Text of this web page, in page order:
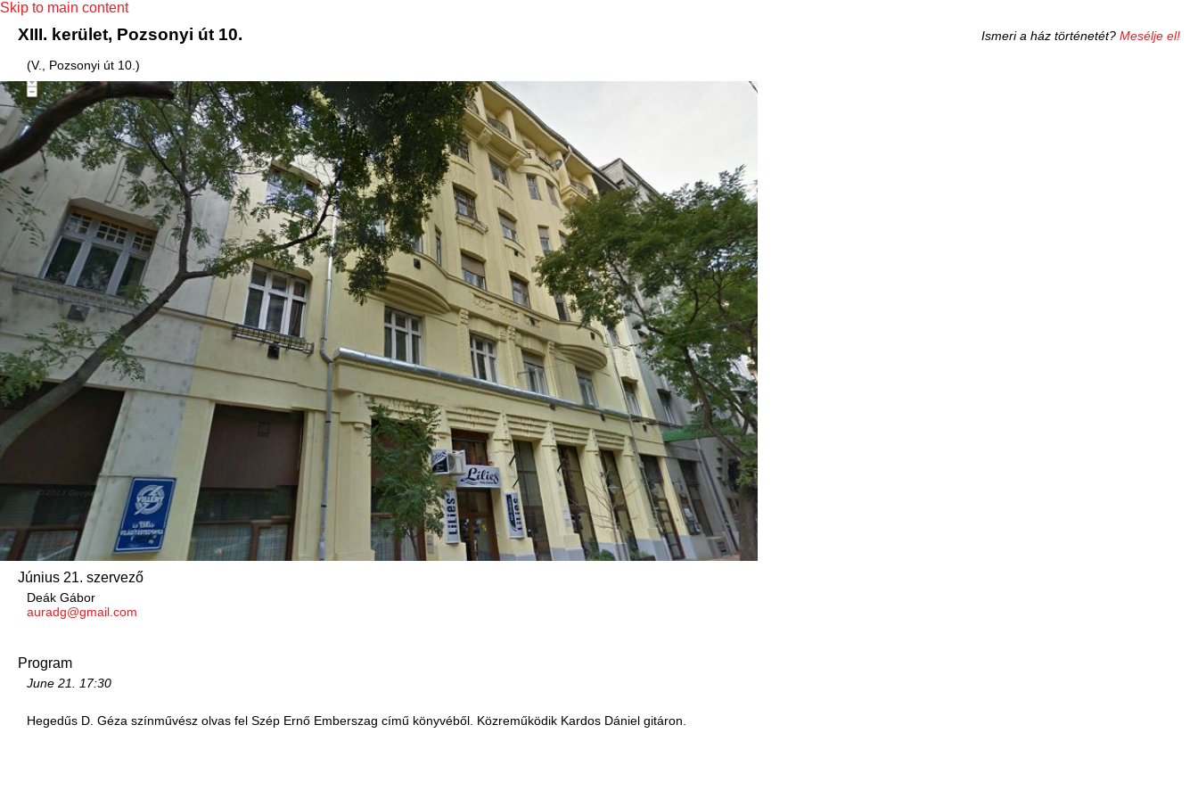
Skip to main content
XIII. kerület, Pozsonyi út 10.
(V., Pozsonyi út 10.)
Ismeri a ház történetét? Mesélje el!
Június 21. szervező
Deák Gábor
auradg@gmail.com
Program
June 21. 17:30
Hegedűs D. Géza színművész olvas fel Szép Ernő Emberszag című könyvéből. Közreműködik Kardos Dániel gitáron.